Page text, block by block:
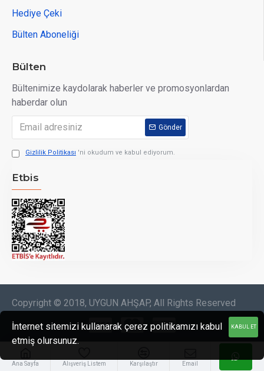
Hediye Çeki
Bülten Aboneliği
Bülten
Bültenimize kaydolarak haberler ve promosyonlardan
haberdar olun
Gönder
Gizlilik Politikası 'ni okudum ve kabul ediyorum.
Etbis
Copyright © 2018, UYGUN AHŞAP, All Rights Reserved
Ana Sayfa Alışveriş Listem Karşılaştır Email
KABUL ET
İnternet sitemizi kullanarak çerez politikamızı kabul
etmiş olursunuz.